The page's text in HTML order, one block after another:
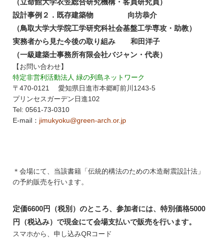
設計事例２．既存建築物 向坊恭介
（鳥取大学大学院工学研究科社会基盤工学専攻・助教）
実務者から見た今後の取り組み 和田洋子
（一級建築士事務所有限会社バジャン・代表）
【お問い合わせ】
特定非営利活動法人 緑の列島ネットワーク
〒470-0121 愛知県日進市本郷町前川1243-5
プリンセスガーデン日進102
Tel: 0561-73-0310
E-mail： jimukyoku@green-arch.or.jp
＊会場にて、当該書籍「伝統的構法のための木造耐震設計法」
の予約販売を行います。
定価6600円（税別）のところ、参加者には、特別価格5000
円（税込み）で現金にて会場支払いで販売を行います。
スマホから、申し込みQRコード